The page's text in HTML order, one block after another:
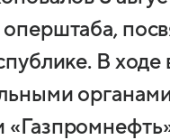
В ходе